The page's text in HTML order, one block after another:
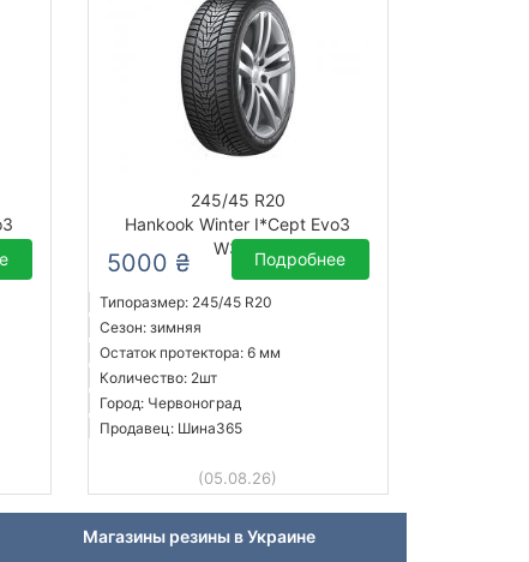
245/45 R20
Hankook Winter I*Cept Evo3
W330
5000 ₴ Подробнее
Типоразмер: 245/45 R20
Сезон: зимняя
Остаток протектора: 6 мм
Количество: 2шт
Город: Червоноград
Продавец: Шина365
(05.08.26)
Магазины резины в Украине